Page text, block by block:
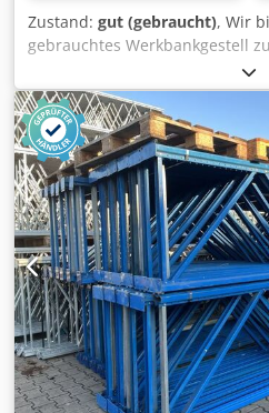
Zustand: gut (gebraucht), Wir
gebrauchtes Werkbankgestell
Breite: ca. 1.600 mm Höhe: ca.
Technische Daten zum
Schäfer Typ: PR 350/600 Im
02x Werkbankständer,
verzinkt Ständerhöhe: 900 mm
Ständertiefe: 1.000 mm Inkl.
Fußplatten Die Ständer sind
Fachwerk ) 04x
Materialfarbe: grau
Weite: 1.400 mm 08x
Ausführung: komplett verzinkt
Verdeutlichung des Materials.
gegebenenfalls abweichen. -
unmontiert kommissioniert; -
vormontiert; - Die